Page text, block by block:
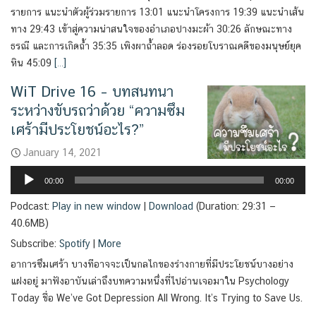
รายการ แนะนำตัวผู้ร่วมรายการ 13:01 แนะนำโครงการ 19:39 แนะนำเส้น
ทาง 29:43 เข้าสู่ความน่าสนใจของอำเภอปางมะผ้า 30:26 ลักษณะทาง
ธรณี และการเกิดถ้ำ 35:35 เพิงผาถ้ำลอด ร่องรอยโบราณคดีของมนุษย์ยุค
หิน 45:09 […]
WiT Drive 16 – บทสนทนา
ระหว่างขับรถว่าด้วย “ความซึม
เศร้ามีประโยชน์อะไร?”
January 14, 2021
Audio
Player
00:00 00:00
Podcast: Play in new window Download (Duration: 29:31 —
40.6MB)
Subscribe: Spotify
More
อาการซึมเศร้า บางทีอาจจะเป็นกลไกของร่างกายที่มีประโยชน์บางอย่าง
แฝงอยู่ มาฟังอาบันเล่าถึงบทความหนึ่งที่ไปอ่านเจอมาใน Psychology
Today ชื่อ We’ve Got Depression All Wrong. It’s Trying to Save Us.